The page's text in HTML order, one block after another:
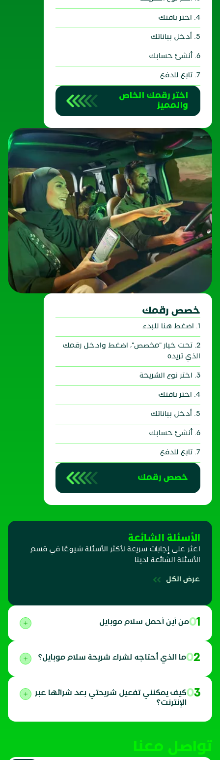
4. اختر باقتك
5. أدخل بياناتك
6. أنشئ حسابك
7. تابع للدفع
اختر رقمك الخاص
والمميز
خصص رقمك
1. اضغط هنا للبدء
2. تحت خيار "مخصص"، اضغط وادخل رقمك
الذي تريده
3. اختر نوع الشريحة
4. اختر باقتك
5. أدخل بياناتك
6. أنشئ حسابك
7. تابع للدفع
خصص رقمك
الأسئلة الشائعة
اعثر على إجابات سريعة لأكثر الأسئلة شيوعًا في قسم
الأسئلة الشائعة لدينا
عرض الكل
01 من أين أحمل سلام موبايل
02 ما الذي أحتاجه لشراء شريحة سلام موبايل؟
03
كيف يمكنني تفعيل شريحتي بعد شرائها عبر
الإنترنت؟
تواصل معنا